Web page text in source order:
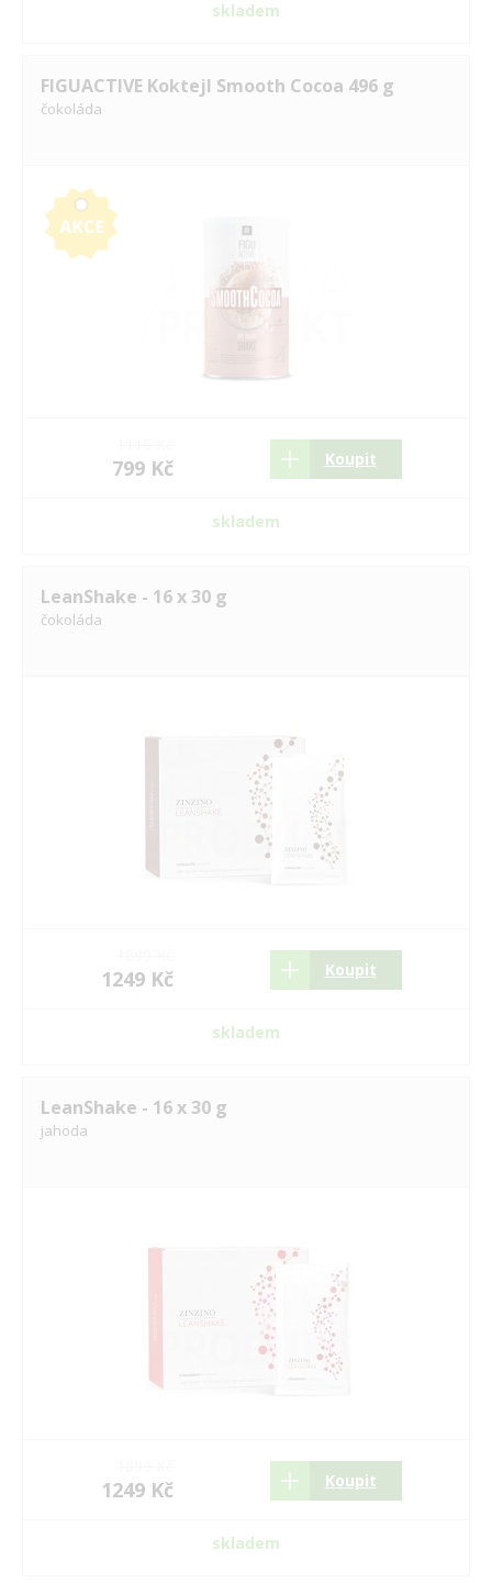
skladem
FIGUACTIVE Koktejl Smooth Cocoa 496 g
čokoláda
799 Kč Koupit
skladem
LeanShake - 16 x 30 g
čokoláda
1249 Kč Koupit
skladem
LeanShake - 16 x 30 g
jahoda
1249 Kč Koupit
skladem